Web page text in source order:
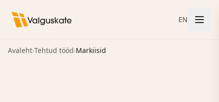
EN
Avaleht›Tehtud tööd›Markiisid